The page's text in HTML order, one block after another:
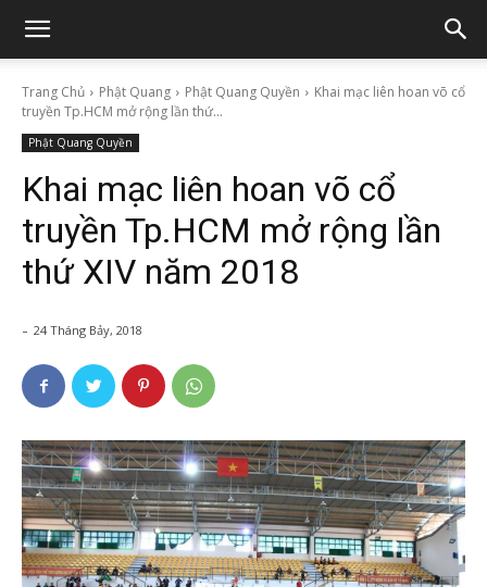
Trang Chủ Phật Quang Phật Quang Quyền
Khai mạc liên hoan võ cổ
truyền Tp.HCM mở rộng lần thứ...
Phật Quang Quyền
Khai mạc liên hoan võ cổ
truyền Tp.HCM mở rộng lần
thứ XIV năm 2018
- 24 Tháng Bảy, 2018